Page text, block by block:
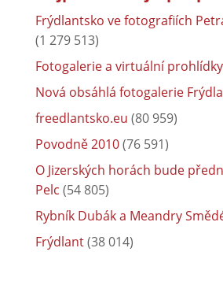
Frýdlantsko ve fotografiích
(1 279 513)
Fotogalerie a virtuální prohlídky
Nová obsáhlá fotogalerie
freedlantsko.eu (80 959)
Povodně 2010(76 591)
O Jizerských horách bude
Pelc (54 805)
Rybník Dubák a Meandry
Frýdlant(38 014)